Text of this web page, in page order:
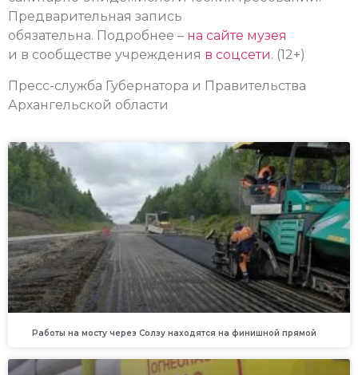
Предварительная запись
обязательна. Подробнее – на сайте музея
и в сообществе учреждения в соцсети. (12+)
Пресс-служба Губернатора и Правительства
Архангельской области
Работы на мосту через Солзу находятся на финишной прямой